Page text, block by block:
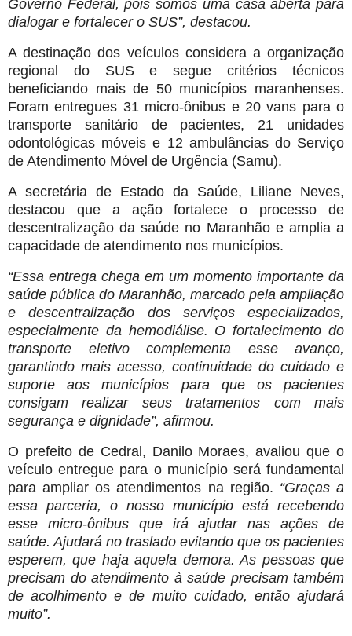
Governo Federal, pois somos uma casa aberta para
dialogar e fortalecer o SUS”, destacou.
A destinação dos veículos considera a organização
regional do SUS e segue critérios técnicos
beneficiando mais de 50 municípios maranhenses.
Foram entregues 31 micro-ônibus e 20 vans para o
transporte sanitário de pacientes, 21 unidades
odontológicas móveis e 12 ambulâncias do Serviço
de Atendimento Móvel de Urgência (Samu).
A secretária de Estado da Saúde, Liliane Neves,
destacou que a ação fortalece o processo de
descentralização da saúde no Maranhão e amplia a
capacidade de atendimento nos municípios.
“Essa entrega chega em um momento importante da
saúde pública do Maranhão, marcado pela ampliação
e descentralização dos serviços especializados,
especialmente da hemodiálise. O fortalecimento do
transporte eletivo complementa esse avanço,
garantindo mais acesso, continuidade do cuidado e
suporte aos municípios para que os pacientes
consigam realizar seus tratamentos com mais
segurança e dignidade”, afirmou.
O prefeito de Cedral, Danilo Moraes, avaliou que o
veículo entregue para o município será fundamental
para ampliar os atendimentos na região. “Graças a
essa parceria, o nosso município está recebendo
esse micro-ônibus que irá ajudar nas ações de
saúde. Ajudará no traslado evitando que os pacientes
esperem, que haja aquela demora. As pessoas que
precisam do atendimento à saúde precisam também
de acolhimento e de muito cuidado, então ajudará
muito”.